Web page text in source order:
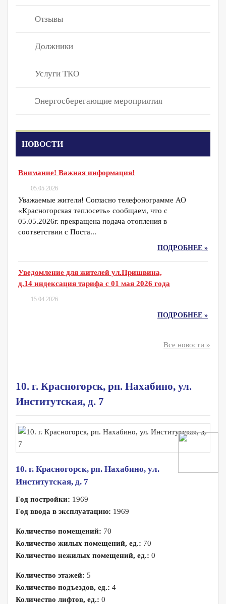
Отзывы
Должники
Услуги ТКО
Энергосберегающие мероприятия
НОВОСТИ
Внимание! Важная информация!
05.05.2026
Уважаемые жители! Согласно телефонограмме АО
«Красногорская теплосеть» сообщаем, что с
05.05.2026г. прекращена подача отопления в
соответствии с Поста...
ПОДРОБНЕЕ »
Уведомление для жителей ул.Пришвина,
д.14 индексация тарифа с 01 мая 2026 года
15.04.2026
ПОДРОБНЕЕ »
Все новости »
10. г. Красногорск, рп. Нахабино, ул.
Институтская, д. 7
10. г. Красногорск, рп. Нахабино, ул.
Институтская, д. 7
Год постройки: 1969
Год ввода в эксплуатацию: 1969
Количество помещений: 70
Количество жилых помещений, ед.: 70
Количество нежилых помещений, ед.: 0
Количество этажей: 5
Количество подъездов, ед.: 4
Количество лифтов, ед.: 0